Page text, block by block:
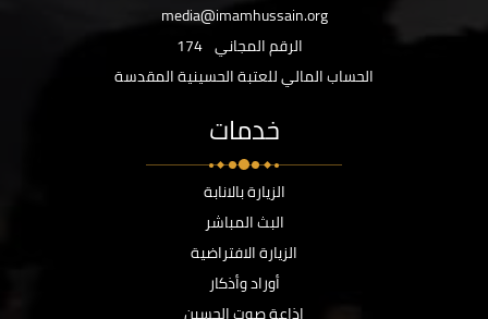
media@imamhussain.org
الرقم المجاني 174
الحساب المالي للعتبة الحسينية المقدسة
خدمات
الزيارة بالانابة
البث المباشر
الزيارة الافتراضية
أوراد وأذكار